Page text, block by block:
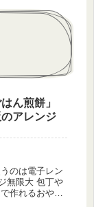
ん煎餅」
アレンジ
のは電子レン
無限大 包丁や
作れるおやつ